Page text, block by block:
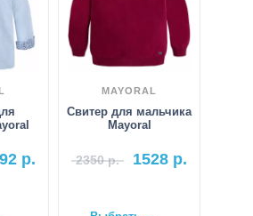
р.
MAYORAL
Свитер для мальчика
Mayoral
2350р. 1528 р.